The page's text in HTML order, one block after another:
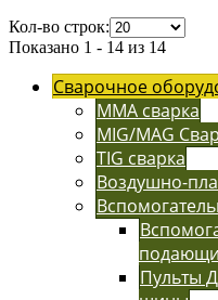
Кол-во строк:
Показано 1 - 14 из 14
Сварочное
MMA сварка
MIG/MAG
TIG сварка
Воздушно-
Пульты